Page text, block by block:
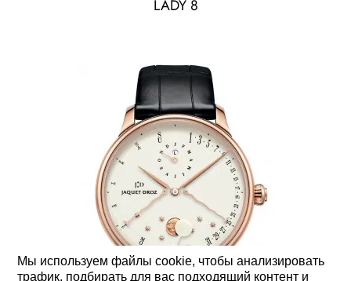
Мы используем файлы cookie, чтобы анализировать
трафик, подбирать для вас подходящий контент и
LADY 8